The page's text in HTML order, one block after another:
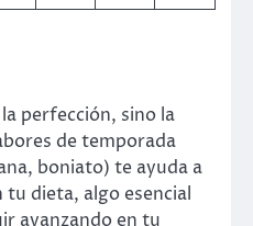
perfección, sino la
de temporada
boniato) te ayuda a
dieta, algo esencial
avanzando en tu